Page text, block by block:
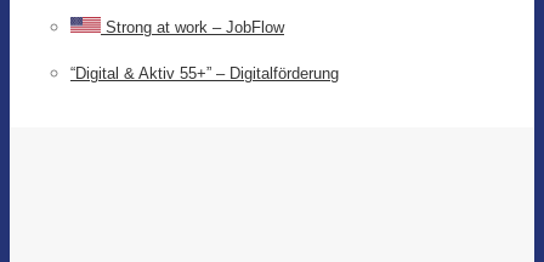
Strong at work – JobFlow
“Digital & Aktiv 55+” – Digitalförderung